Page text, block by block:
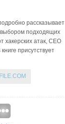
рассказывает
выбором подходящих
хакерских атак, СЕО
присутствует